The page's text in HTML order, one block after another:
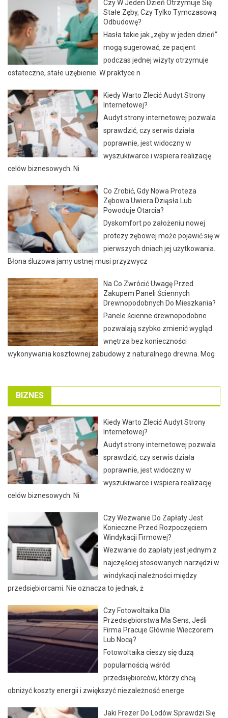
Czy W Jeden Dzień Otrzymuje Się
Stałe Zęby, Czy Tylko Tymczasową
Odbudowę?
Hasła takie jak „zęby w jeden dzień”
mogą sugerować, że pacjent
podczas jednej wizyty otrzymuje
ostateczne, stałe uzębienie. W praktyce n
Kiedy Warto Zlecić Audyt Strony
Internetowej?
Audyt strony internetowej pozwala
sprawdzić, czy serwis działa
poprawnie, jest widoczny w
wyszukiwarce i wspiera realizację
celów biznesowych. Ni
Co Zrobić, Gdy Nowa Proteza
Zębowa Uwiera Dziąsła Lub
Powoduje Otarcia?
Dyskomfort po założeniu nowej
protezy zębowej może pojawić się w
pierwszych dniach jej użytkowania.
Błona śluzowa jamy ustnej musi przyzwycz
Na Co Zwrócić Uwagę Przed
Zakupem Paneli Ściennych
Drewnopodobnych Do Mieszkania?
Panele ścienne drewnopodobne
pozwalają szybko zmienić wygląd
wnętrza bez konieczności
wykonywania kosztownej zabudowy z naturalnego drewna. Mog
BIZNES
Kiedy Warto Zlecić Audyt Strony
Internetowej?
Audyt strony internetowej pozwala
sprawdzić, czy serwis działa
poprawnie, jest widoczny w
wyszukiwarce i wspiera realizację
celów biznesowych. Ni
Czy Wezwanie Do Zapłaty Jest
Konieczne Przed Rozpoczęciem
Windykacji Firmowej?
Wezwanie do zapłaty jest jednym z
najczęściej stosowanych narzędzi w
windykacji należności między
przedsiębiorcami. Nie oznacza to jednak, ż
Czy Fotowoltaika Dla
Przedsiębiorstwa Ma Sens, Jeśli
Firma Pracuje Głównie Wieczorem
Lub Nocą?
Fotowoltaika cieszy się dużą
popularnością wśród
przedsiębiorców, którzy chcą
obniżyć koszty energii i zwiększyć niezależność energe
Jaki Frezer Do Lodów Sprawdzi Się